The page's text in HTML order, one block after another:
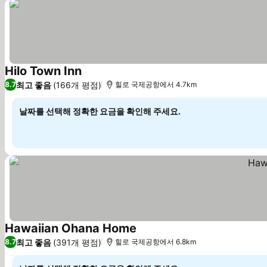
Hilo Town Inn요금 보기
8.7최고 좋음 (166개 평점) 힐로 국제공항에서 4.7km
날짜를 선택해 정확한 요금을 확인해 주세요.
Hawaiian Ohana Home
8.7최고 좋음 (391개 평점) 힐로 국제공항에서 6.8km